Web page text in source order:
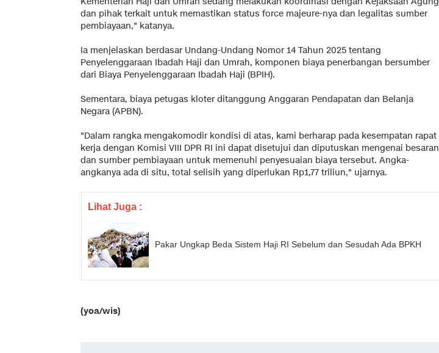
dan pihak terkait untuk memastikan status force majeure-nya dan legalitas sumber
pembiayaan," katanya.
Ia menjelaskan berdasar Undang-Undang Nomor 14 Tahun 2025 tentang
Penyelenggaraan Ibadah Haji dan Umrah, komponen biaya penerbangan bersumber
dari Biaya Penyelenggaraan Ibadah Haji (BPIH).
Sementara, biaya petugas kloter ditanggung Anggaran Pendapatan dan Belanja
Negara (APBN).
"Dalam rangka mengakomodir kondisi di atas, kami berharap pada kesempatan rapat
kerja dengan Komisi VIII DPR RI ini dapat disetujui dan diputuskan mengenai besaran
dan sumber pembiayaan untuk memenuhi penyesuaian biaya tersebut. Angka-
angkanya ada di situ, total selisih yang diperlukan Rp1,77 triliun," ujarnya.
Lihat Juga :
Pakar Ungkap Beda Sistem Haji RI Sebelum dan Sesudah Ada BPKH
(yoa/wis)